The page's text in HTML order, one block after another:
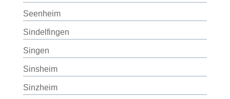
Seenheim
Sindelfingen
Singen
Sinsheim
Sinzheim